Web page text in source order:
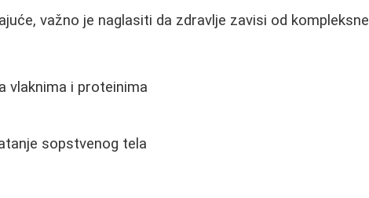
važno je naglasiti da zdravlje zavisi od kompleksne
vlaknima i proteinima
sopstvenog tela